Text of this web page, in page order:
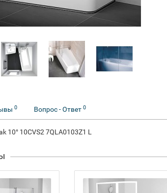
0 Вопрос - Ответ 0
10° 10CVS2 7QLA0103Z1 L